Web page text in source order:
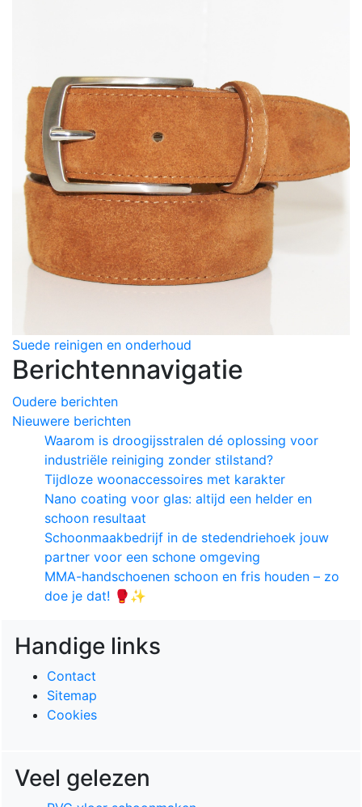
Suede reinigen en onderhoud
Berichtennavigatie
Oudere berichten
Nieuwere berichten
Waarom is droogijsstralen dé oplossing voor
industriële reiniging zonder stilstand?
Tijdloze woonaccessoires met karakter
Nano coating voor glas: altijd een helder en
schoon resultaat
Schoonmaakbedrijf in de stedendriehoek jouw
partner voor een schone omgeving
MMA-handschoenen schoon en fris houden – zo
doe je dat! 🥊✨
Handige links
Contact
Sitemap
Cookies
Veel gelezen